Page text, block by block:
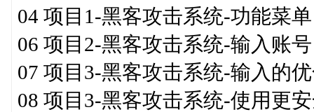
04 项目1-黑客攻击系统-功能菜
06 项目2-黑客攻击系统-输入账
07 项目3-黑客攻击系统-输入的
08 项目3-黑客攻击系统-使用更